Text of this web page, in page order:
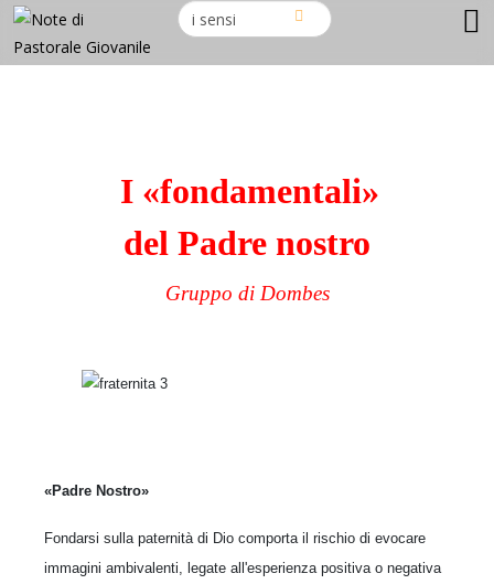
I «fondamentali»
del Padre nostro
Gruppo di Dombes
«Padre Nostro»
Fondarsi sulla paternità di Dio comporta il rischio di evocare
immagini ambivalenti, legate all'esperienza positiva o negativa